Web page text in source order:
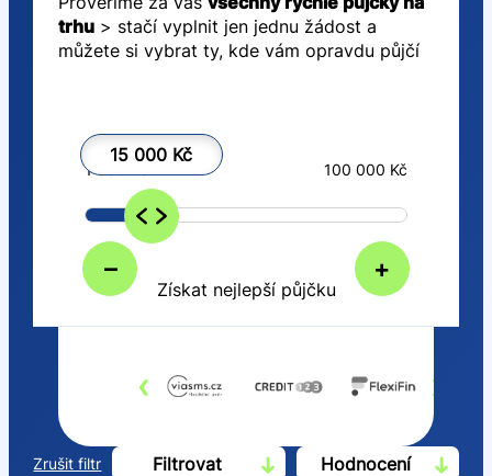
trhu> stačí vyplnit jen jednu žádost a
můžete si vybrat ty, kde vám opravdu půjčí
15 000 Kč
– +
1 000 Kč 100 000 Kč
Získat nejlepší půjčku
‹ ›
Zrušit filtr Filtrovat Hodnocení